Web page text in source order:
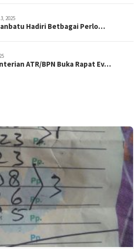
2025
Hadiri Betbagai Perlo…
ATR/BPN Buka Rapat Ev…